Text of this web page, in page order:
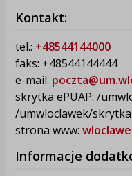
Kontakt:
tel.: +48544144000
faks: +48544144444
e-mail:
skrytka ePUAP: /
/umwloclawek/skrytka
strona www:
Informacje